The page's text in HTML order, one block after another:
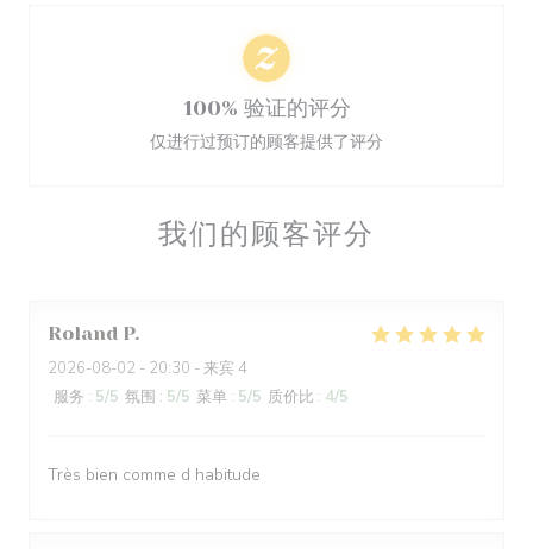
我们的顾客评分
Roland P
2026-08-02 - 20:30 - 来宾 4
服务 : 5/5 氛围 : 5/5 菜单 : 5/5 质价比 : 4/5
Très bien comme d habitude
100% 验证的评分
仅进行过预订的顾客提供了评分